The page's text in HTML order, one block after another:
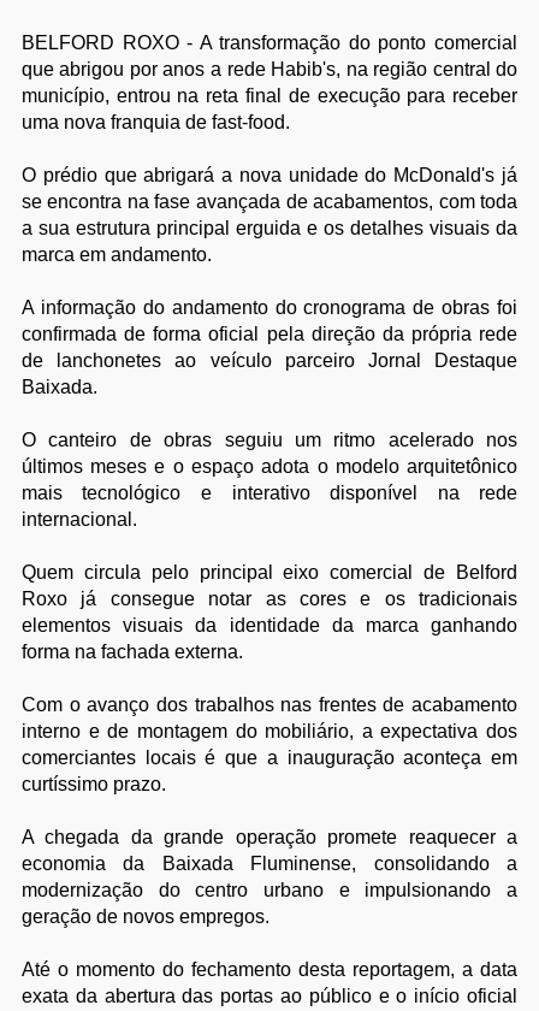
BELFORD ROXO - A transformação do ponto comercial
que abrigou por anos a rede Habib's, na região central do
município, entrou na reta final de execução para receber
uma nova franquia de fast-food.
O prédio que abrigará a nova unidade do McDonald's já
se encontra na fase avançada de acabamentos, com toda
a sua estrutura principal erguida e os detalhes visuais da
marca em andamento.
A informação do andamento do cronograma de obras foi
confirmada de forma oficial pela direção da própria rede
de lanchonetes ao veículo parceiro Jornal Destaque
Baixada.
O canteiro de obras seguiu um ritmo acelerado nos
últimos meses e o espaço adota o modelo arquitetônico
mais tecnológico e interativo disponível na rede
internacional.
Quem circula pelo principal eixo comercial de Belford
Roxo já consegue notar as cores e os tradicionais
elementos visuais da identidade da marca ganhando
forma na fachada externa.
Com o avanço dos trabalhos nas frentes de acabamento
interno e de montagem do mobiliário, a expectativa dos
comerciantes locais é que a inauguração aconteça em
curtíssimo prazo.
A chegada da grande operação promete reaquecer a
economia da Baixada Fluminense, consolidando a
modernização do centro urbano e impulsionando a
geração de novos empregos.
Até o momento do fechamento desta reportagem, a data
exata da abertura das portas ao público e o início oficial